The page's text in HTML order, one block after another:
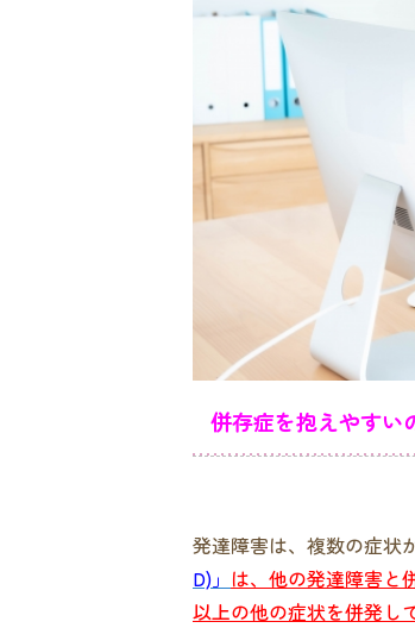
併存症を抱えやすい
発達障害は、複数の症状
D)」 は、他の発達障害と
以上の他の症状を併発し